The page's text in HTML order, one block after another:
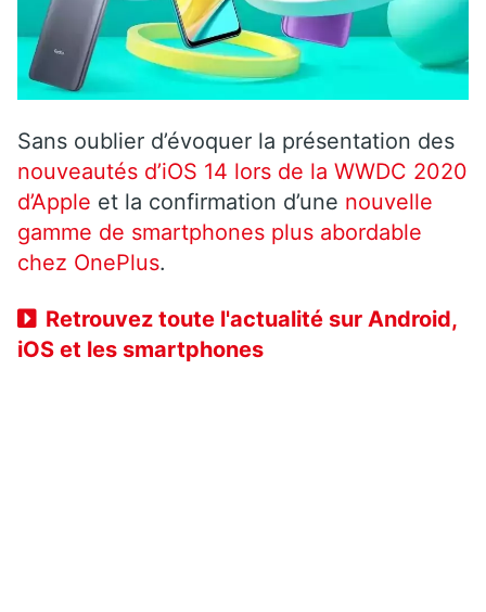
Sans oublier d’évoquer la présentation des
nouveautés d’iOS 14 lors de la WWDC 2020
d’Apple et la confirmation d’une nouvelle
gamme de smartphones plus abordable
chez OnePlus.
Retrouvez toute l'actualité sur Android,
iOS et les smartphones